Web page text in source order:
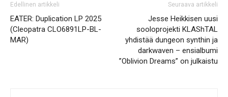
Edellinen artikkeli
EATER: Duplication LP 2025
(Cleopatra CLO6891LP-BL-
MAR)
Seuraava artikkeli
Jesse Heikkisen uusi
sooloprojekti KLAShTAL
yhdistää dungeon synthin ja
darkwaven – ensialbumi
”Oblivion Dreams” on julkaistu